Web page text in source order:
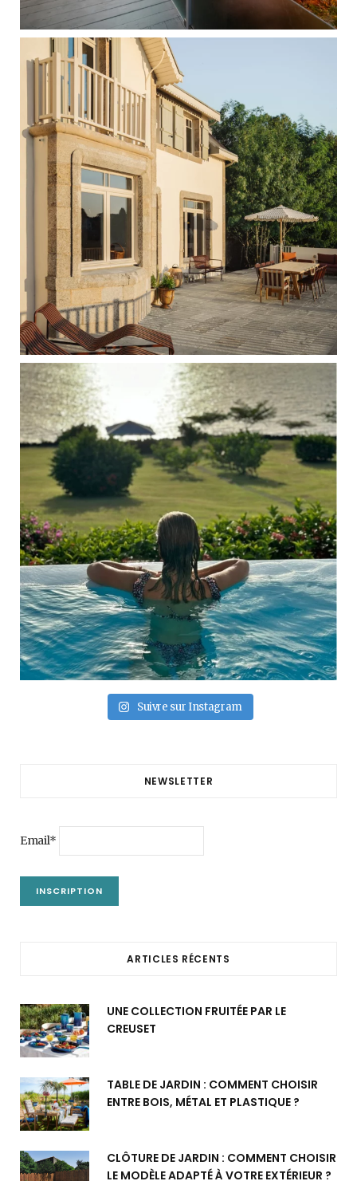
Suivre sur Instagram
NEWSLETTER
Email*
ARTICLES RÉCENTS
UNE COLLECTION FRUITÉE PAR LE
CREUSET
TABLE DE JARDIN : COMMENT CHOISIR
ENTRE BOIS, MÉTAL ET PLASTIQUE ?
CLÔTURE DE JARDIN : COMMENT CHOISIR
LE MODÈLE ADAPTÉ À VOTRE EXTÉRIEUR ?